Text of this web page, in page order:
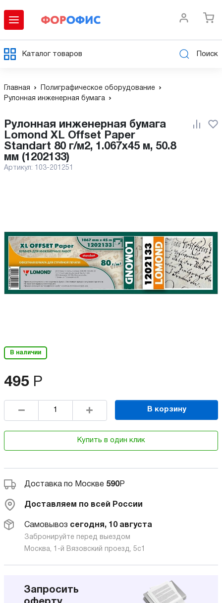
Каталог товаров Поиск
Главная
Полиграфическое оборудование
Рулонная инженерная бумага
Рулонная инженерная бумага
Lomond XL Offset Paper
Standart 80 г/м2, 1.067x45 м, 50.8
мм (1202133)
Артикул: 103-201251
В наличии
495 Р
В корзину
Купить в один клик
Доставка по Москве 590Р
Доставляем по всей России
Самовывоз сегодня, 10 августа
Забронируйте перед выездом
Москва, 1-й Вязовский проезд, 5с1
Запросить